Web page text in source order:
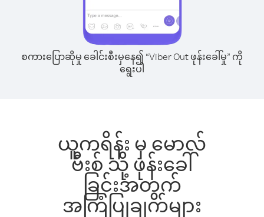
စကားပြောဆိုမှု ခေါင်းစီးမှနေ၍ “Viber Out ဖုန်းခေါ်မှု” ကို
ရွေးပါ
ယူကရိန်း မှ မောလ်
ဗီးစ် သို့ ဖုန်းခေါ်
ခြင်းအတွက်
အကြံပြုချက်များ